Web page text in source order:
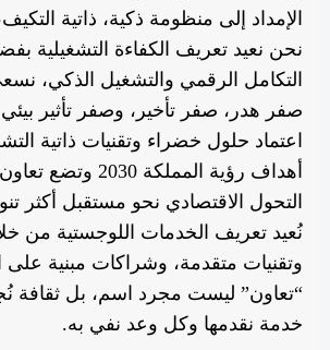
الإمداد إلى منظومة ذكية، ذاتية
نحن نعيد تعريف الكفاءة التشغيلية بفضل
التكامل الرقمي والتشغيل الذكي،
صفر هدر، صفر تأخير، وصفر تأثير بيئي
اعتماد حلول خضراء وتقنيات ذاتية
أهداف رؤية المملكة 2030
التحول الاقتصادي نحو مستقبل أكثر
نُعيد تعريف الخدمات اللوجستية من
وتقنيات متقدمة، وشراكات مبنية على
“تعاون” ليست مجرد اسم، بل ثقافة
خدمة نقدمها وكل وعد نفي به.